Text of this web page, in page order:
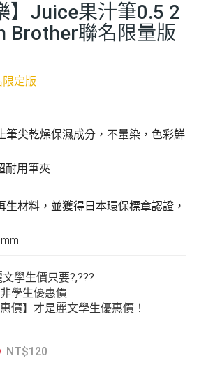
】Juice果汁筆0.5 2
Brother聯名限量版
限定版
筆尖乾燥保濕成分，不暈染，色彩鮮
耐用筆夾
生材料，並獲得日本環保標章認證，
學生價只要?,???
學生優惠價
價】才是麗文學生優惠價！
NT$120